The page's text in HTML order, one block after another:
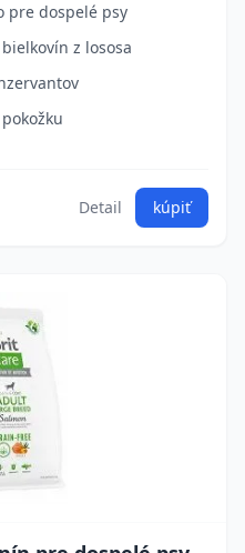
pre dospelé psy
z lososa
Detail kúpiť